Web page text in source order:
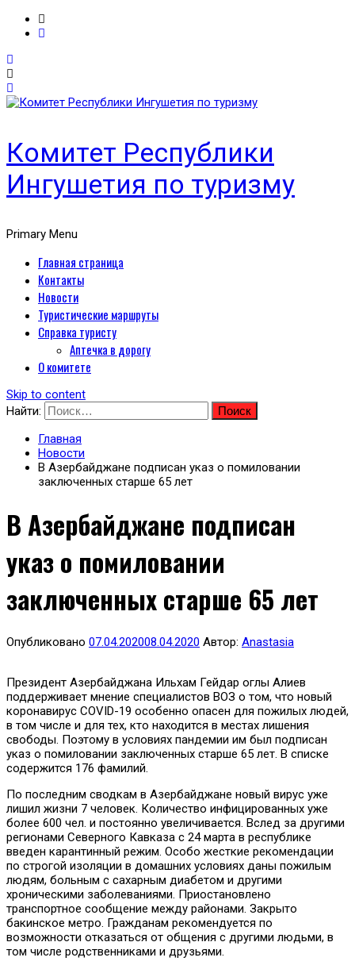
Комитет Республики
Ингушетия по туризму
Primary Menu
Главная страница
Контакты
Новости
Туристические маршруты
Справка туристу
Аптечка в дорогу
О комитете
Skip to content
Найти:
Главная
Новости
В Азербайджане подписан указ о помиловании
заключенных старше 65 лет
В Азербайджане подписан
указ о помиловании
заключенных старше 65 лет
Опубликовано 07.04.202008.04.2020 Автор: Anastasia
Президент Азербайджана Ильхам Гейдар оглы Алиев
поддерживает мнение специалистов ВОЗ о том, что новый
коронавирус COVID-19 особенно опасен для пожилых людей,
в том числе и для тех, кто находится в местах лишения
свободы. Поэтому в условиях пандемии им был подписан
указ о помиловании заключенных старше 65 лет. В списке
содержится 176 фамилий.
По последним сводкам в Азербайджане новый вирус уже
лишил жизни 7 человек. Количество инфицированных уже
более 600 чел. и постоянно увеличивается. Вслед за другими
регионами Северного Кавказа с 24 марта в республике
введен карантинный режим. Особо жесткие рекомендации
по строгой изоляции в домашних условиях даны пожилым
людям, больным с сахарным диабетом и другими
хроническими заболеваниями. Приостановлено
транспортное сообщение между районами. Закрыто
бакинское метро. Гражданам рекомендуется по
возможности отказаться от общения с другими людьми, в
том числе родственниками и друзьями.